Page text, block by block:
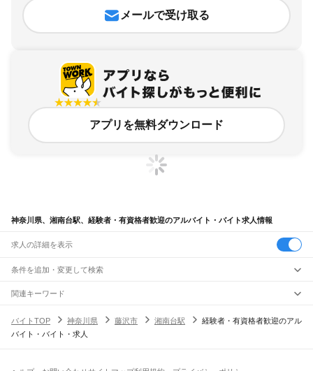
メールで受け取る
アプリを無料ダウンロード
神奈川県、湘南台駅、経験者・有資格者歓迎のアルバイト・バイト求人情報
求人の詳細を表示
条件を追加・変更して検索
市区町村を追加・変更
神奈川県
すべて
横浜市 すべて
駅を追加・変更
職種を追加・変更
関連キーワード
バイトTOP
神奈川県 藤沢市 湘南台駅
経験者・有資格者歓迎のアル
バイト・バイト・求人